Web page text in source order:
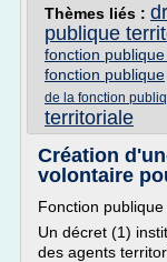
Thèmes liés :
publique
fonction
fonction publique
de la fonction
territoriale
Création
volontaire
Fonction
Un décret (1)
des agents